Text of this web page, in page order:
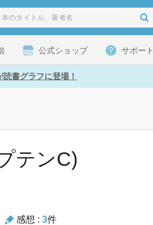
公式ショップ サポート
書グラフに登場！
テンC)
感想 : 3件